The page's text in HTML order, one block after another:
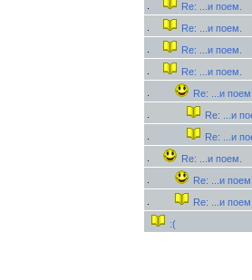
Re: ...и поем.
Re: ...и поем.
Re: ...и поем.
Re: ...и поем.
Re: ...и поем.
Re: ...и
Re: ...и
Re: ...и поем.
Re: ...и поем.
Re: ...и поем.
:(